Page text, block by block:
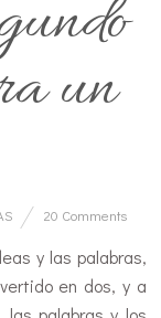
un
20 Comments
y las palabras,
en dos, y a